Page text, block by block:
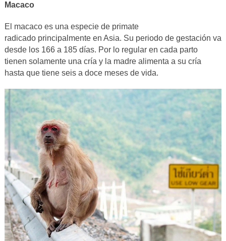
Macaco
El macaco es una especie de primate
radicado principalmente en Asia. Su periodo de gestación va
desde los 166 a 185 días. Por lo regular en cada parto
tienen solamente una cría y la madre alimenta a su cría
hasta que tiene seis a doce meses de vida.